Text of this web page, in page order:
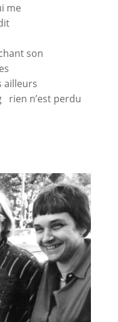
me
son
ailleurs
rien n’est perdu